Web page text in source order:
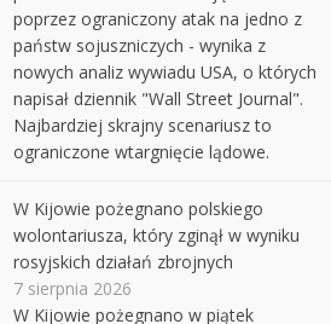
poprzez ograniczony atak na jedno z
państw sojuszniczych - wynika z
nowych analiz wywiadu USA, o których
napisał dziennik "Wall Street Journal".
Najbardziej skrajny scenariusz to
ograniczone wtargnięcie lądowe.
W Kijowie pożegnano polskiego
wolontariusza, który zginął w wyniku
rosyjskich działań zbrojnych
7 sierpnia 2026
W Kijowie pożegnano w piątek